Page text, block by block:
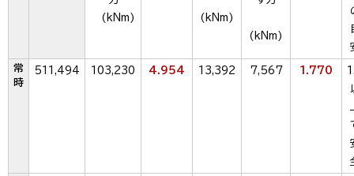
(kNm)
(kNm)
(kNm)
常
時
511,494 103,230 4.954 13,392 7,567 1.770